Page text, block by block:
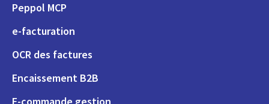
Peppol MCP
e-facturation
OCR des factures
Encaissement B2B